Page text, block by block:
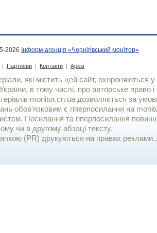
2026 Інформ-агенція «Чернігівський монітор»
| Партнери | Контакти | Архів
які містить цей сайт, охороняються у
в тому числі, про авторське право і
monitor.cn.ua дозволяється за
обов'язковим є гiперпосилання на
Посилання та гіперпосилання
чи в другому абзаці тексту.
(PR) друкуються на правах реклами..